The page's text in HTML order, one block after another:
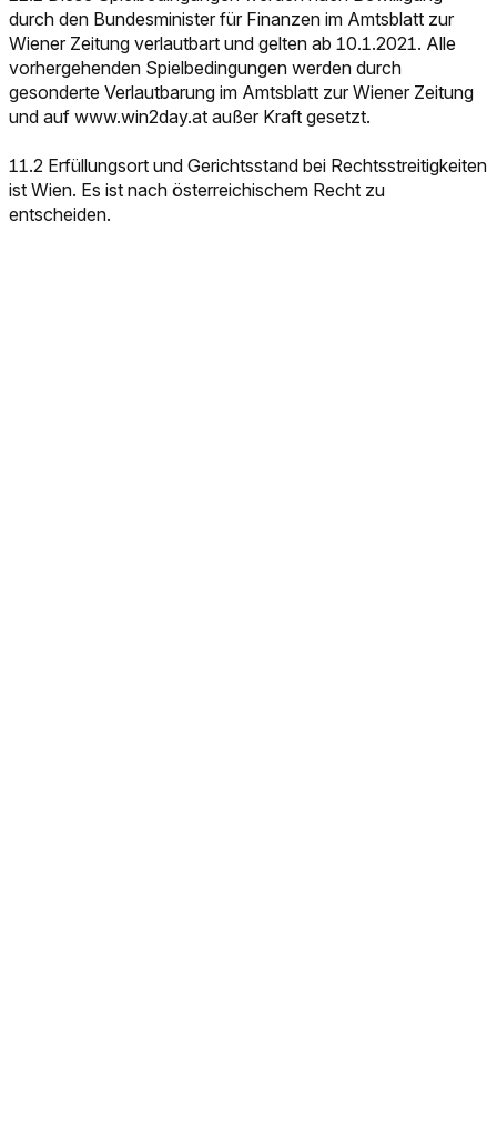
durch den Bundesminister für Finanzen im Amtsblatt zur
Wiener Zeitung verlautbart und gelten ab 10.1.2021. Alle
vorhergehenden Spielbedingungen werden durch
gesonderte Verlautbarung im Amtsblatt zur Wiener Zeitung
und auf www.win2day.at außer Kraft gesetzt.
11.2 Erfüllungsort und Gerichtsstand bei Rechtsstreitigkeiten
ist Wien. Es ist nach österreichischem Recht zu
entscheiden.